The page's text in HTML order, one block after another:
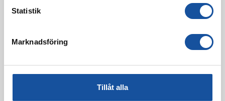
Statistik
Marknadsföring
Tillåt alla